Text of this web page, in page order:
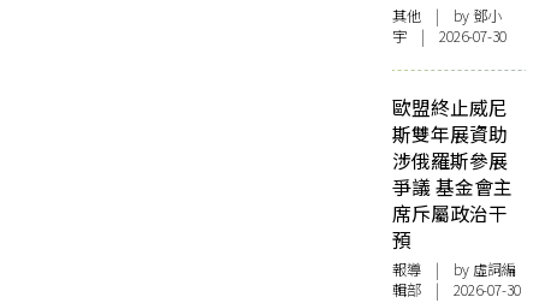
其他 | by 鄧小
宇 | 2026-07-30
歐盟終止威尼
斯雙年展資助
涉俄羅斯參展
爭議 基金會主
席斥屬政治干
預
報導 | by 虛詞編
輯部 | 2026-07-30